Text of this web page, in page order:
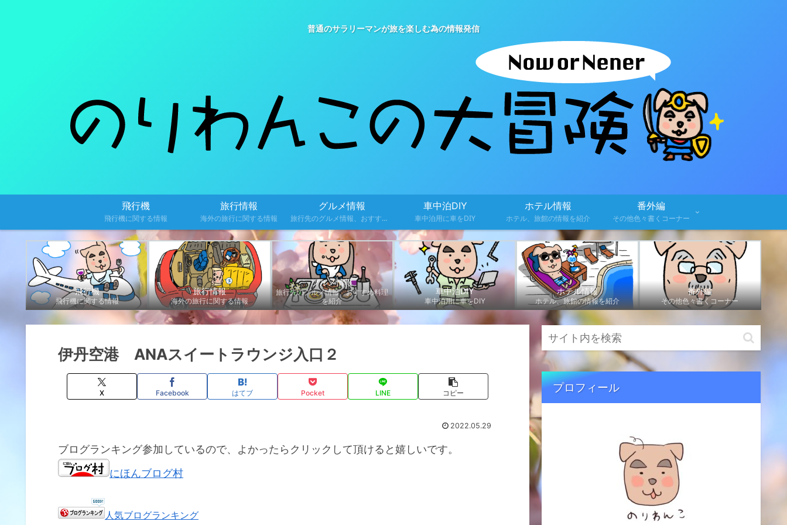
普通のサラリーマンが旅を楽しむ為の情報発信
飛行機
飛行機に関する情報
旅行情報
海外の旅行に関する情報
グルメ情報
旅行先のグルメ情報、おすすめ料理を紹介
車中泊DIY
車中泊用に車をDIY
ホテル情報
ホテル、旅館の情報を紹介
番外編
その他色々書くコーナー
飛行機
飛行機に関する情報
旅行情報
海外の旅行に関する情報
グルメ情報
旅行先のグルメ情報、おすすめ料理
を紹介
車中泊DIY
車中泊用に車をDIY
ホテル情報
ホテル、旅館の情報を紹介
番外編
その他色々書くコーナー
伊丹空港 ANAスイートラウンジ入口２
X Facebook はてブ Pocket LINE コピー
2022.05.29
ブログランキング参加しているので、よかったらクリックして頂けると嬉しいです。
にほんブログ村
人気ブログランキング
プロフィール